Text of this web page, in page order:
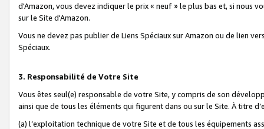
d'Amazon, vous devez indiquer le prix « neuf » le plus bas et, si nous
sur le Site d'Amazon.
Vous ne devez pas publier de Liens Spéciaux sur Amazon ou de lien
Spéciaux.
3. Responsabilité de Votre Site
Vous êtes seul(e) responsable de votre Site, y compris de son
ainsi que de tous les éléments qui figurent dans ou sur le Site. À titre
(a) l’exploitation technique de votre Site et de tous les équipements